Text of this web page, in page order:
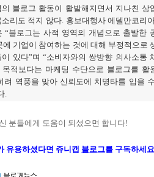
블로그 활동이 활발해지면서 지나친 상
리도 적지 않다. 홍보대행사 에델만코리
“블로그는 사적 영역의 개념으로 출발한
에 기업이 참여하는 것에 대해 부정적으로
이 있다”며 “소비자와의 쌍방향 의사소통
목적보다는 마케팅 수단으로 블로그를 활
려 역풍을 맞아 신뢰도에 치명타를 입을
.
분들에게 도움이 되셨으면 합니다!
유용하셨다면 쥬니캡 블로그를 구독하세